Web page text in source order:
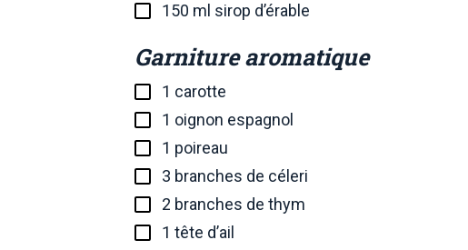
150 ml sirop d’érable
Garniture aromatique
1 carotte
1 oignon espagnol
1 poireau
3 branches de céleri
2 branches de thym
1 tête d’ail